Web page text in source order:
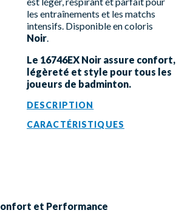
les entraînements et les matchs
intensifs. Disponible en coloris
Noir
Le 16746EX Noir assure confort,
légèreté et style pour tous les
joueurs de badminton.
DESCRIPTION
CARACTÉRISTIQUES
et Performance